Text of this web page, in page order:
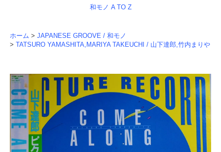
和モノ A TO Z
ホーム > JAPANESE GROOVE / 和モノ
> TATSURO YAMASHITA,MARIYA TAKEUCHI / 山下達郎,竹内まりや